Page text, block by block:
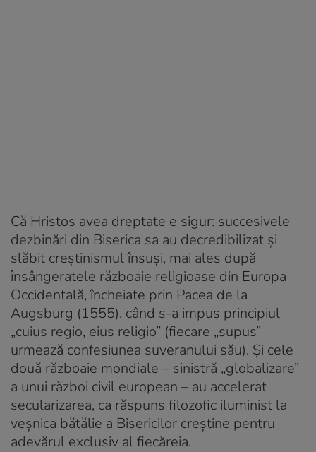
Că Hristos avea dreptate e sigur: succesivele
dezbinări din Biserica sa au decredibilizat și
slăbit creștinismul însuși, mai ales după
însângeratele războaie religioase din Europa
Occidentală, încheiate prin Pacea de la
Augsburg (1555), când s-a impus principiul
„cuius regio, eius religio” (fiecare „supus”
urmează confesiunea suveranului său). Și cele
două războaie mondiale – sinistră „globalizare”
a unui război civil european – au accelerat
secularizarea, ca răspuns filozofic iluminist la
veșnica bătălie a Bisericilor creștine pentru
adevărul exclusiv al fiecăreia.